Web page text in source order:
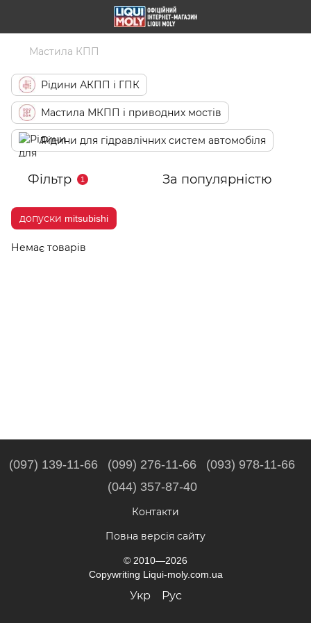
Мастила КПП
Рідини АКПП і ГПК
Мастила МКПП і приводних мостів
Рідини для гідравлічних систем автомобіля
Фільтр 1 За популярністю
допуски mitsubishi
Немає товарів
(097) 139-11-66 (099) 276-11-66
(093) 978-11-66
(044) 357-87-40
Контакти
Повна версія сайту
© 2010—2026
Copywriting Liqui-moly.com.ua
Укр Рус